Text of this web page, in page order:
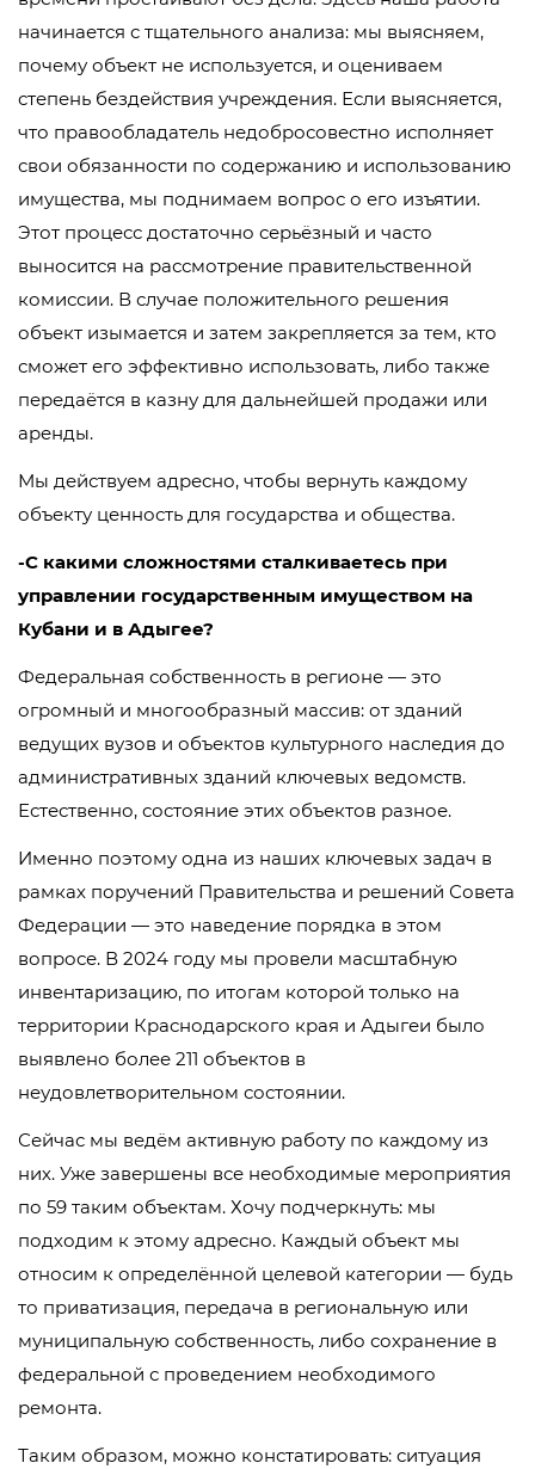
начинается с тщательного анализа: мы выясняем,
почему объект не используется, и оцениваем
степень бездействия учреждения. Если выясняется,
что правообладатель недобросовестно исполняет
свои обязанности по содержанию и использованию
имущества, мы поднимаем вопрос о его изъятии.
Этот процесс достаточно серьёзный и часто
выносится на рассмотрение правительственной
комиссии. В случае положительного решения
объект изымается и затем закрепляется за тем, кто
сможет его эффективно использовать, либо также
передаётся в казну для дальнейшей продажи или
аренды.
Мы действуем адресно, чтобы вернуть каждому
объекту ценность для государства и общества.
-С какими сложностями сталкиваетесь при
управлении государственным имуществом на
Кубани и в Адыгее?
Федеральная собственность в регионе — это
огромный и многообразный массив: от зданий
ведущих вузов и объектов культурного наследия до
административных зданий ключевых ведомств.
Естественно, состояние этих объектов разное.
Именно поэтому одна из наших ключевых задач в
рамках поручений Правительства и решений Совета
Федерации — это наведение порядка в этом
вопросе. В 2024 году мы провели масштабную
инвентаризацию, по итогам которой только на
территории Краснодарского края и Адыгеи было
выявлено более 211 объектов в
неудовлетворительном состоянии.
Сейчас мы ведём активную работу по каждому из
них. Уже завершены все необходимые мероприятия
по 59 таким объектам. Хочу подчеркнуть: мы
подходим к этому адресно. Каждый объект мы
относим к определённой целевой категории — будь
то приватизация, передача в региональную или
муниципальную собственность, либо сохранение в
федеральной с проведением необходимого
ремонта.
Таким образом, можно констатировать: ситуация